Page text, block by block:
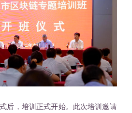
后，培训正式开始。此次培训邀请